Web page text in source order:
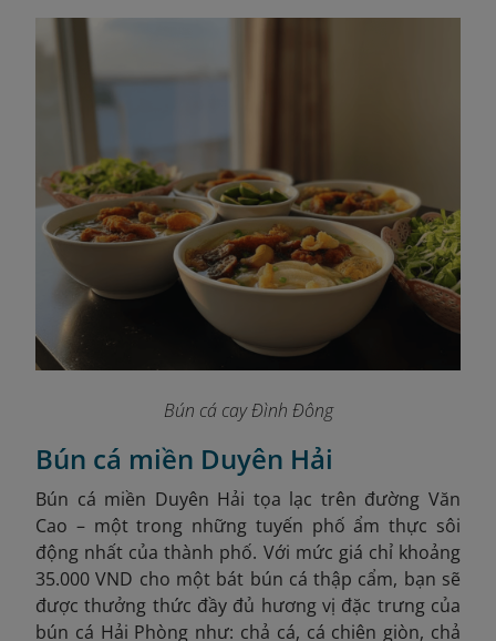
Bún cá cay Đình Đông
Bún cá miền Duyên Hải
Bún cá miền Duyên Hải tọa lạc trên đường Văn
Cao – một trong những tuyến phố ẩm thực sôi
động nhất của thành phố. Với mức giá chỉ khoảng
35.000 VND cho một bát bún cá thập cẩm, bạn sẽ
được thưởng thức đầy đủ hương vị đặc trưng của
bún cá Hải Phòng như: chả cá, cá chiên giòn, chả